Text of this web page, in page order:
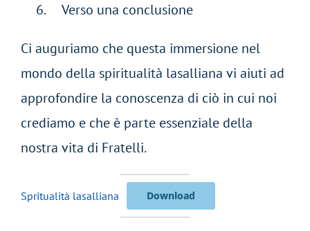
Verso una conclusione
Ci auguriamo che questa immersione nel
mondo della spiritualità lasalliana vi aiuti ad
approfondire la conoscenza di ciò in cui noi
crediamo e che è parte essenziale della
nostra vita di Fratelli.
Spritualità lasalliana Download